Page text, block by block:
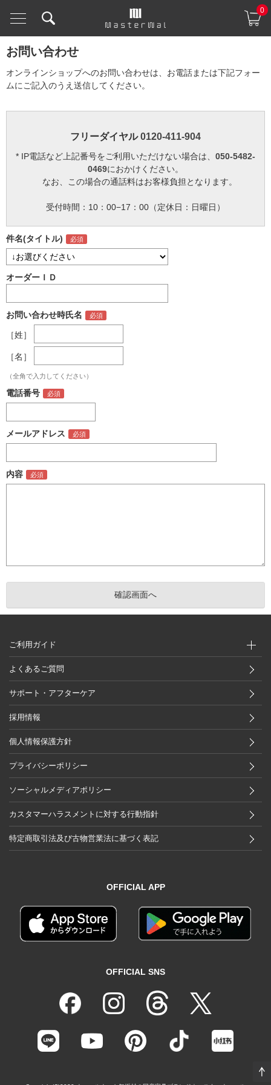
0
お問い合わせ
オンラインショップへのお問い合わせは、お電話または下記フォー
ムにご記入のうえ送信してください。
フリーダイヤル0120-411-904
* IP電話など上記番号をご利用いただけない場合は、 050-5482-
0469におかけください。
なお、この場合の通話料はお客様負担となります。
受付時間：10：00−17：00（定休日：日曜日）
件名(タイトル)
オーダーＩＤ
お問い合わせ時氏名
［姓］
［名］
（全角で入力してください）
電話番号
メールアドレス
内容
ご利用ガイド
よくあるご質問
サポート・アフターケア
採用情報
個人情報保護方針
プライバシーポリシー
ソーシャルメディアポリシー
カスタマーハラスメントに対する行動指針
特定商取引法及び古物営業法に基づく表記
OFFICIAL APP
OFFICIAL SNS